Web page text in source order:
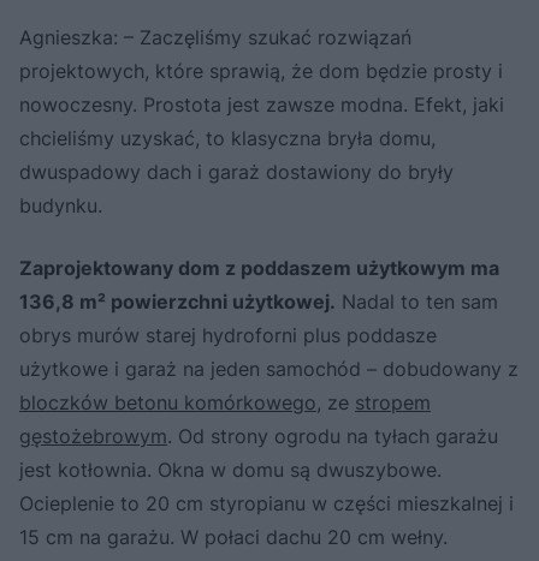
Agnieszka: – Zaczęliśmy szukać rozwiązań
projektowych, które sprawią, że dom będzie prosty i
nowoczesny. Prostota jest zawsze modna. Efekt, jaki
chcieliśmy uzyskać, to klasyczna bryła domu,
dwuspadowy dach i garaż dostawiony do bryły
budynku.
Zaprojektowany dom z poddaszem użytkowym ma
136,8 m² powierzchni użytkowej. Nadal to ten sam
obrys murów starej hydroforni plus poddasze
użytkowe i garaż na jeden samochód – dobudowany z
bloczków betonu komórkowego, ze stropem
gęstożebrowym. Od strony ogrodu na tyłach garażu
jest kotłownia. Okna w domu są dwuszybowe.
Ocieplenie to 20 cm styropianu w części mieszkalnej i
15 cm na garażu. W połaci dachu 20 cm wełny.